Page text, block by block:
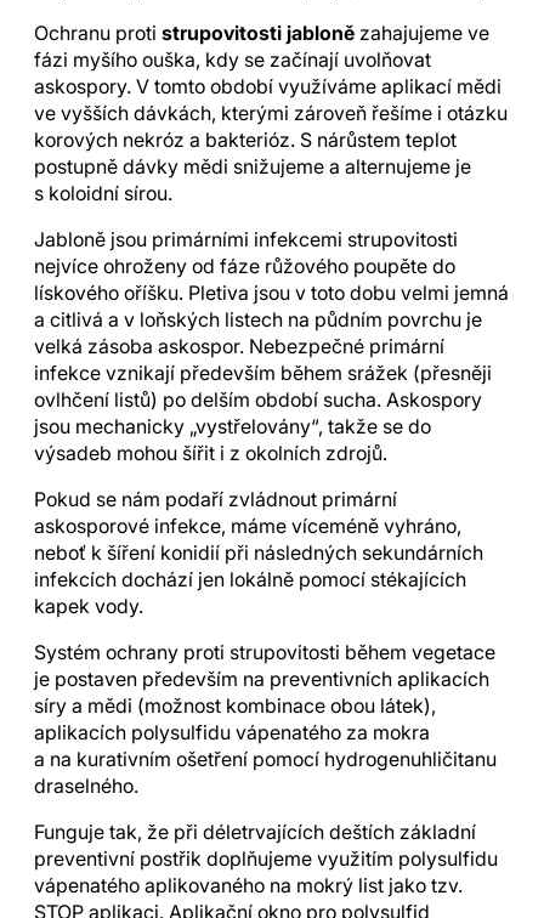
Ochranu proti strupovitosti jabloně zahajujeme ve
fázi myšího ouška, kdy se začínají uvolňovat
askospory. V tomto období využíváme aplikací mědi
ve vyšších dávkách, kterými zároveň řešíme i otázku
korových nekróz a bakterióz. S nárůstem teplot
postupně dávky mědi snižujeme a alternujeme je
s koloidní sírou.
Jabloně jsou primárními infekcemi strupovitosti
nejvíce ohroženy od fáze růžového poupěte do
lískového oříšku. Pletiva jsou v toto dobu velmi jemná
a citlivá a v loňských listech na půdním povrchu je
velká zásoba askospor. Nebezpečné primární
infekce vznikají především během srážek (přesněji
ovlhčení listů) po delším období sucha. Askospory
jsou mechanicky „vystřelovány“, takže se do
výsadeb mohou šířit i z okolních zdrojů.
Pokud se nám podaří zvládnout primární
askosporové infekce, máme víceméně vyhráno,
neboť k šíření konidií při následných sekundárních
infekcích dochází jen lokálně pomocí stékajících
kapek vody.
Systém ochrany proti strupovitosti během vegetace
je postaven především na preventivních aplikacích
síry a mědi (možnost kombinace obou látek),
aplikacích polysulfidu vápenatého za mokra
a na kurativním ošetření pomocí hydrogenuhličitanu
draselného.
Funguje tak, že při déletrvajících deštích základní
preventivní postřik doplňujeme využitím polysulfidu
vápenatého aplikovaného na mokrý list jako tzv.
STOP aplikaci. Aplikační okno pro polysulfid